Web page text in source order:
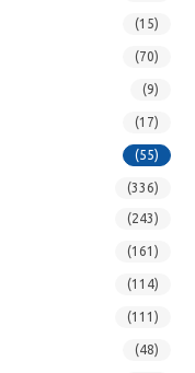
(15)
(70)
(9)
(17)
(55)
(336)
(243)
(161)
(114)
(111)
(48)